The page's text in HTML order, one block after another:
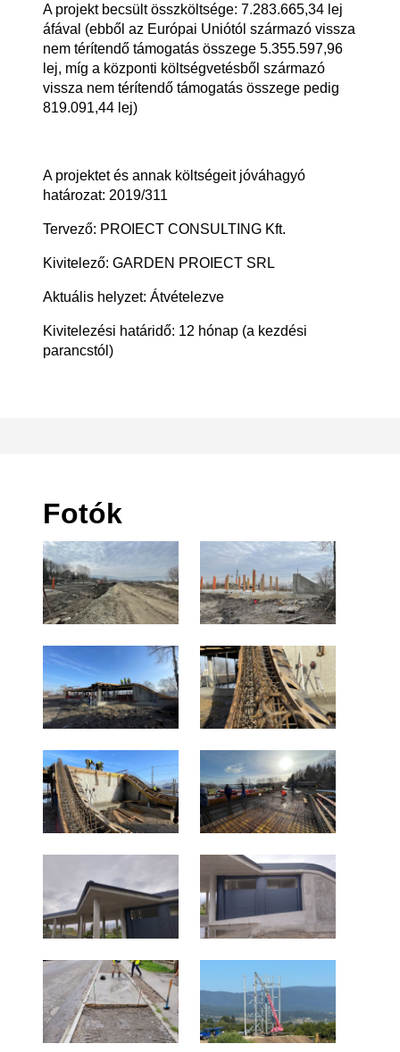
A projekt becsült összköltsége: 7.283.665,34 lej
áfával (ebből az Európai Uniótól származó vissza
nem térítendő támogatás összege 5.355.597,96
lej, míg a központi költségvetésből származó
vissza nem térítendő támogatás összege pedig
819.091,44 lej)
A projektet és annak költségeit jóváhagyó
határozat: 2019/311
Tervező: PROIECT CONSULTING Kft.
Kivitelező: GARDEN PROIECT SRL
Aktuális helyzet: Átvételezve
Kivitelezési határidő: 12 hónap (a kezdési
parancstól)
Fotók